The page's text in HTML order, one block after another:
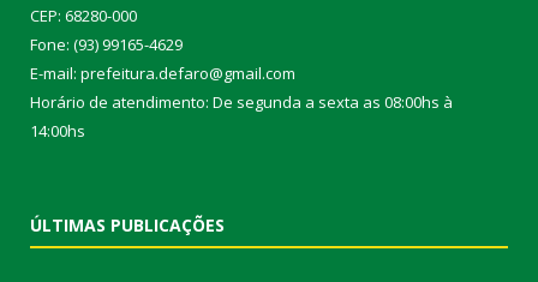
CEP: 68280-000
Fone: (93) 99165-4629
E-mail: prefeitura.defaro@gmail.com
Horário de atendimento: De segunda a sexta as 08:00hs à
14:00hs
ÚLTIMAS PUBLICAÇÕES